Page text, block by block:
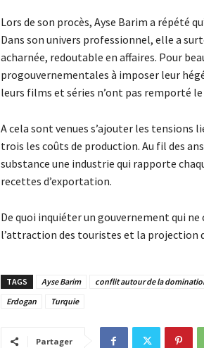
Lors de son procès, Ayse Barim a répété
Dans son univers professionnel, elle a
acharnée, redoutable en affaires. Pour
progouvernementales à imposer leur
leurs films et séries n’ont pas remporté le
A cela sont venues s’ajouter les
trois les coûts de production. Au fil des
substance une industrie qui rapporte
recettes d’exportation.
De quoi inquiéter un gouvernement qui
l’attraction des touristes et la projection
TAGS Ayse Barim
conflit autour de la
Erdogan
Turquie
Partager